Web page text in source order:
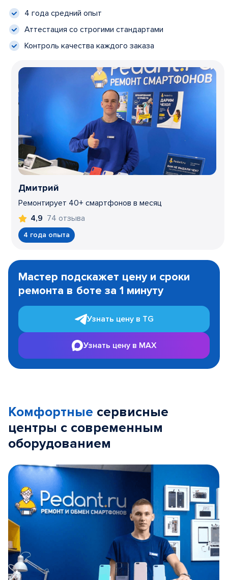
4 года средний опыт
Аттестация со строгими стандартами
Контроль качества каждого заказа
Дмитрий
Ремонтирует 40+ смартфонов в месяц
4,9 74 отзыва
4 года опыта
1
Мастер подскажет цену и сроки
ремонта в боте за 1 минуту
Узнать цену в TG
Узнать цену в MAX
Комфортные сервисные
центры с современным
оборудованием